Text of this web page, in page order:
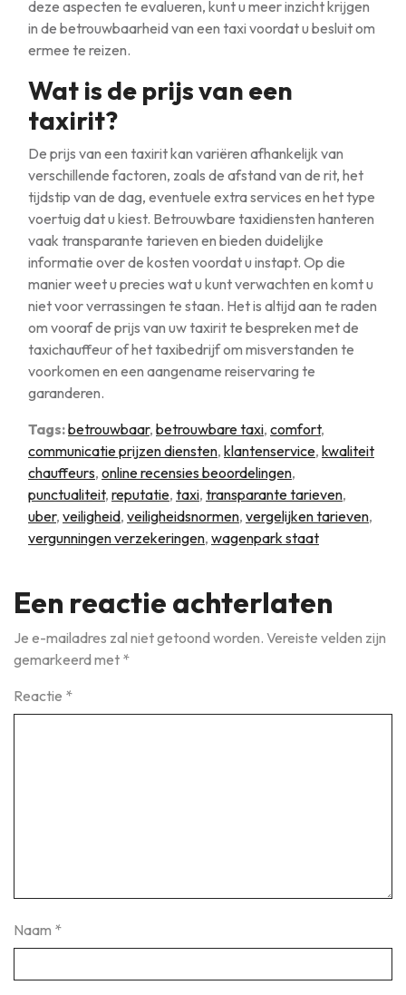
deze aspecten te evalueren, kunt u meer inzicht krijgen
in de betrouwbaarheid van een taxi voordat u besluit om
ermee te reizen.
Wat is de prijs van een
taxirit?
De prijs van een taxirit kan variëren afhankelijk van
verschillende factoren, zoals de afstand van de rit, het
tijdstip van de dag, eventuele extra services en het type
voertuig dat u kiest. Betrouwbare taxidiensten hanteren
vaak transparante tarieven en bieden duidelijke
informatie over de kosten voordat u instapt. Op die
manier weet u precies wat u kunt verwachten en komt u
niet voor verrassingen te staan. Het is altijd aan te raden
om vooraf de prijs van uw taxirit te bespreken met de
taxichauffeur of het taxibedrijf om misverstanden te
voorkomen en een aangename reiservaring te
garanderen.
Tags:betrouwbaar, betrouwbare taxi, comfort,
communicatie prijzen diensten, klantenservice, kwaliteit
chauffeurs, online recensies beoordelingen,
punctualiteit, reputatie, taxi, transparante tarieven,
uber, veiligheid, veiligheidsnormen, vergelijken tarieven,
vergunningen verzekeringen, wagenpark staat
Een reactie achterlaten
Je e-mailadres zal niet getoond worden. Vereiste velden zijn
gemarkeerd met *
Reactie *
Naam *